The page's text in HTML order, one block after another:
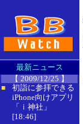
最新ニュース
【 2009/12/25 】
■
初詣に参拝できる
iPhone向けアプリ
「ｉ神社」
[18:46]